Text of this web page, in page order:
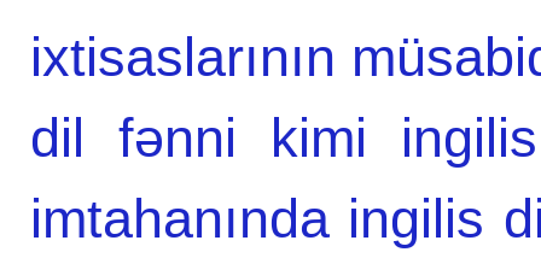
ixtisaslarının
dil fənni kimi
imtahanında ingilis